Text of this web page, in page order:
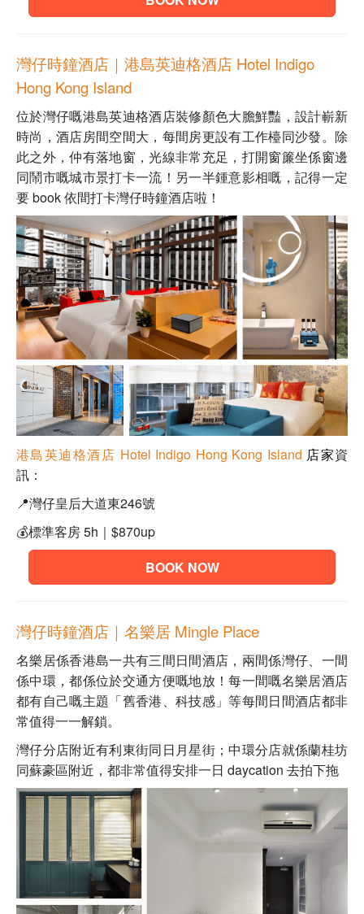
灣仔時鐘酒店｜ 港島英迪格酒店 Hotel Indigo
Hong Kong Island
位於灣仔嘅港島英迪格酒店裝修顏色大膽鮮豔，設計嶄新
時尚，酒店房間空間大，每間房更設有工作檯同沙發。除
此之外，仲有落地窗，光線非常充足，打開窗簾坐係窗邊
同鬧市嘅城市景打卡一流！另一半鍾意影相嘅，記得一定
要 book 依間打卡灣仔時鐘酒店啦！
港島英迪格酒店 Hotel Indigo Hong Kong Island 店家資
訊：
📍灣仔皇后大道東246號
💰標準客房 5h｜ $870up
BOOK NOW
灣仔時鐘酒店｜名樂居 Mingle Place
名樂居係香港島一共有三間日間酒店，兩間係灣仔、一間
係中環，都係位於交通方便嘅地放！每一間嘅名樂居酒店
都有自己嘅主題「舊香港、科技感」等每間日間酒店都非
常值得一一解鎖。
灣仔分店附近有利東街同日月星街；中環分店就係蘭桂坊
同蘇豪區附近，都非常值得安排一日 daycation 去拍下拖